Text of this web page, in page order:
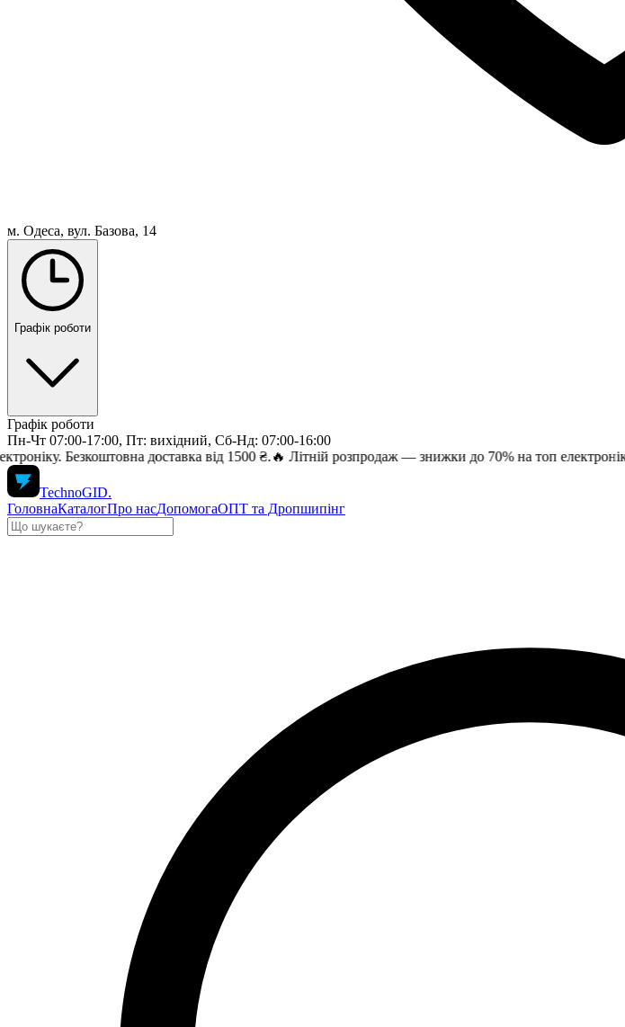
м. Одеса, вул. Базова, 14
Графік роботи
Графік роботи
Пн-Чт 07:00-17:00, Пт: вихідний, Сб-Нд: 07:00-16:00
Безкоштовна доставка від 1500 ₴.🔥 Літній розпродаж — знижки до 70% на топ електроніку.
TechnoGID.
ГоловнаКаталогПро насДопомогаОПТ та Дропшипінг